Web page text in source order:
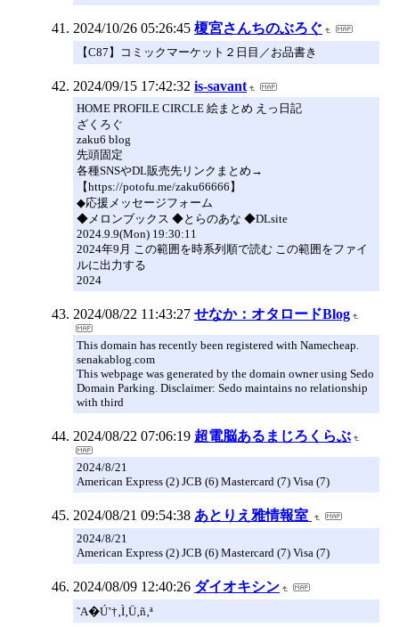
2024/10/26 05:26:45 榎宮さんちのぶろぐ
【C87】コミックマーケット２日目／お品書き
2024/09/15 17:42:32 is-savant
HOME PROFILE CIRCLE 絵まとめ えっ日記
ざくろぐ
zaku6 blog
先頭固定
各種SNSやDL販売先リンクまとめ→
【https://potofu.me/zaku66666】
◆応援メッセージフォーム
◆メロンブックス ◆とらのあな ◆DLsite
2024.9.9(Mon) 19:30:11
2024年9月 この範囲を時系列順で読む この範囲をファイ
ルに出力する
2024
2024/08/22 11:43:27 せなか：オタロードBlog
This domain has recently been registered with Namecheap.
senakablog.com
This webpage was generated by the domain owner using Sedo
Domain Parking. Disclaimer: Sedo maintains no relationship
with third
2024/08/22 07:06:19 超電脳あるまじろくらぶ
2024/8/21
American Express (2) JCB (6) Mastercard (7) Visa (7)
2024/08/21 09:54:38 あとりえ雅情報室
2024/8/21
American Express (2) JCB (6) Mastercard (7) Visa (7)
2024/08/09 12:40:26 ダイオキシン
˜A�Ú’†‚Ì‚Ü‚ñ‚ª